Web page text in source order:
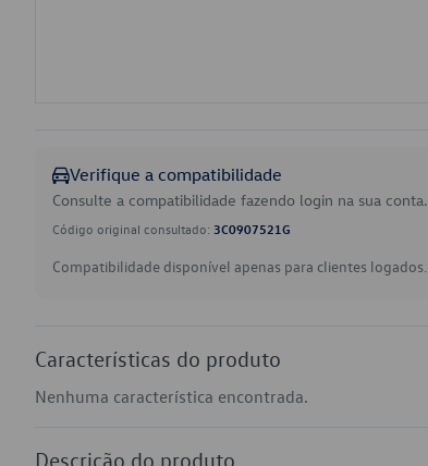
Verifique a compatibilidade
Consulte a compatibilidade fazendo login na sua conta.
Código original consultado: 3C0907521G
Compatibilidade disponível apenas para clientes logados.
Características do produto
Nenhuma característica encontrada.
Descrição do produto